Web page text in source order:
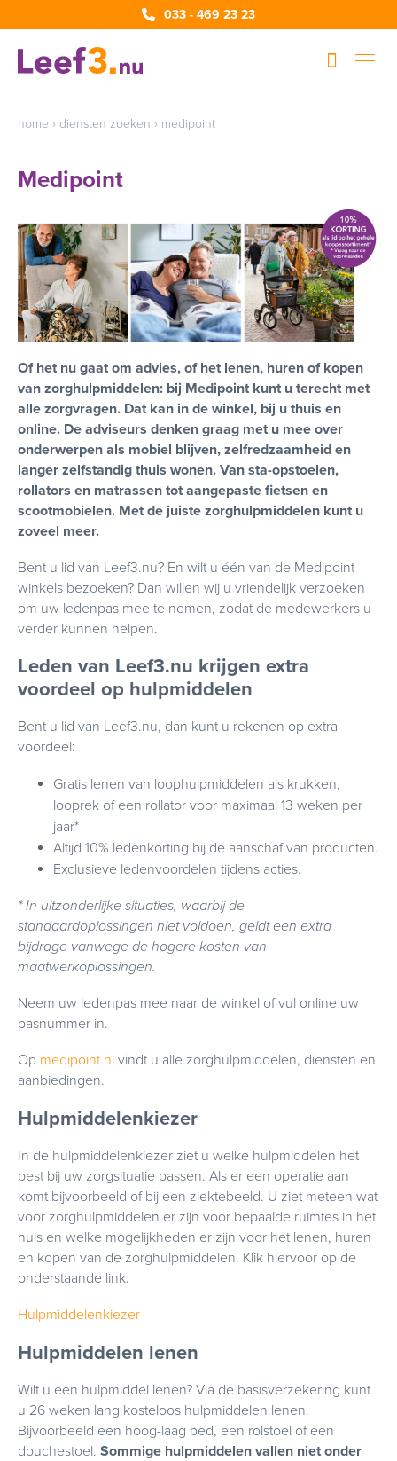
033 - 469 23 23
home › diensten zoeken › medipoint
Medipoint
Of het nu gaat om advies, of het lenen, huren of kopen
van zorghulpmiddelen: bij Medipoint kunt u terecht met
alle zorgvragen. Dat kan in de winkel, bij u thuis en
online. De adviseurs denken graag met u mee over
onderwerpen als mobiel blijven, zelfredzaamheid en
langer zelfstandig thuis wonen. Van sta-opstoelen,
rollators en matrassen tot aangepaste fietsen en
scootmobielen. Met de juiste zorghulpmiddelen kunt u
zoveel meer.
Bent u lid van Leef3.nu? En wilt u één van de Medipoint
winkels bezoeken? Dan willen wij u vriendelijk verzoeken
om uw ledenpas mee te nemen, zodat de medewerkers u
verder kunnen helpen.
Leden van Leef3.nu krijgen extra
voordeel op hulpmiddelen
Bent u lid van Leef3.nu, dan kunt u rekenen op extra
voordeel:
Gratis lenen van loophulpmiddelen als krukken,
looprek of een rollator voor maximaal 13 weken per
jaar*
Altijd 10% ledenkorting bij de aanschaf van producten.
Exclusieve ledenvoordelen tijdens acties.
* In uitzonderlijke situaties, waarbij de
standaardoplossingen niet voldoen, geldt een extra
bijdrage vanwege de hogere kosten van
maatwerkoplossingen.
Neem uw ledenpas mee naar de winkel of vul online uw
pasnummer in.
Op medipoint.nl vindt u alle zorghulpmiddelen, diensten en
aanbiedingen.
Hulpmiddelenkiezer
In de hulpmiddelenkiezer ziet u welke hulpmiddelen het
best bij uw zorgsituatie passen. Als er een operatie aan
komt bijvoorbeeld of bij een ziektebeeld. U ziet meteen wat
voor zorghulpmiddelen er zijn voor bepaalde ruimtes in het
huis en welke mogelijkheden er zijn voor het lenen, huren
en kopen van de zorghulpmiddelen. Klik hiervoor op de
onderstaande link:
Hulpmiddelenkiezer
Hulpmiddelen lenen
Wilt u een hulpmiddel lenen? Via de basisverzekering kunt
u 26 weken lang kosteloos hulpmiddelen lenen.
Bijvoorbeeld een hoog-laag bed, een rolstoel of een
douchestoel. Sommige hulpmiddelen vallen niet onder